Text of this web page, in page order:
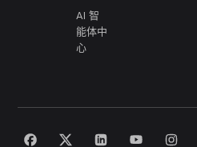
AI 智
能体中
心